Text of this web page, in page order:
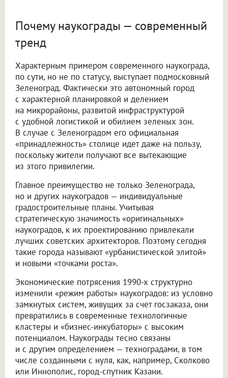
Почему наукограды — современный
тренд
Характерным примером современного наукограда,
по сути, но не по статусу, выступает подмосковный
Зеленоград. Фактически это автономный город
с характерной планировкой и делением
на микрорайоны, развитой инфраструктурой
с удобной логистикой и обилием зеленых зон.
В случае с Зеленоградом его официальная
«принадлежность» столице идет даже на пользу,
поскольку жители получают все вытекающие
из этого привилегии.
Главное преимущество не только Зеленограда,
но и других наукоградов — индивидуальные
градостроительные планы. Учитывая
стратегическую значимость «оригинальных»
наукоградов, к их проектированию привлекали
лучших советских архитекторов. Поэтому сегодня
такие города называют «урбанистической элитой»
и новыми «точками роста».
Экономические потрясения 1990-х структурно
изменили «режим работы» наукоградов: из условно
замкнутых систем, живущих за счет госзаказа, они
превратились в современные технологичные
кластеры и «бизнес-инкубаторы» с высоким
потенциалом. Наукограды тесно связаны
и с другим определением — техноградами, в том
числе созданными с нуля, как, например, Сколково
или Иннополис, город-спутник Казани.